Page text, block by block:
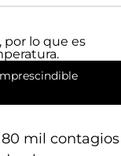
mil contagios